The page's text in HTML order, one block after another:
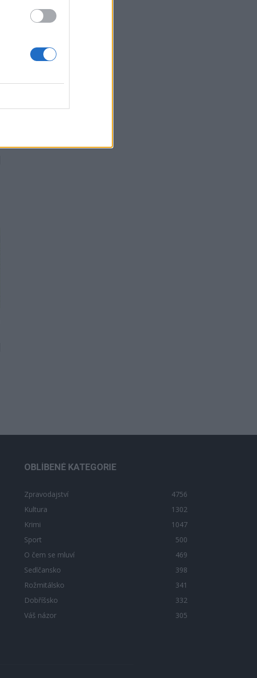
OBLÍBENÉ KATEGORIE
Zpravodajství
4756
Kultura
1302
Krimi
1047
Sport
500
O čem se mluví
469
Sedlčansko
398
Rožmitálsko
341
Dobříšsko
332
Váš názor
305